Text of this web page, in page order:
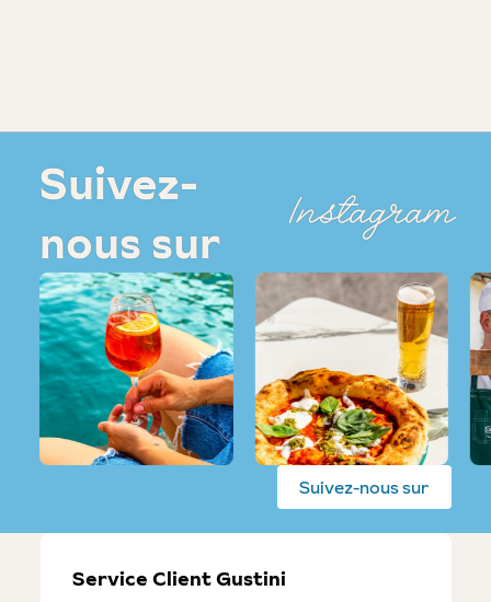
Suivez-
nous sur
Instagram
Suivez-nous sur
Service Client Gustini